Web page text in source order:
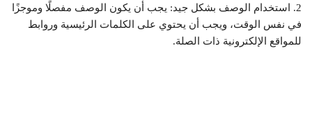
2. استخدام الوصف بشكل جيد: يجب أن يكون الوصف مفصلًا وموجزًا
في نفس الوقت، ويجب أن يحتوي على الكلمات الرئيسية وروابط
للمواقع الإلكترونية ذات الصلة.